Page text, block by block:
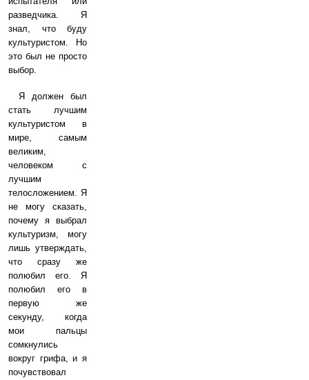
разведчика. Я
знал, что буду
культуристом. Но
это был не просто
выбор.
Я должен был
стать лучшим
культуристом в
мире, самым
великим,
человеком с
лучшим
телосложением. Я
не могу сказать,
почему я выбрал
культуризм, могу
лишь утверждать,
что сразу же
полюбил его. Я
полюбил его в
первую же
секунду, когда
мои пальцы
сомкнулись
вокруг грифа, и я
почувствовал